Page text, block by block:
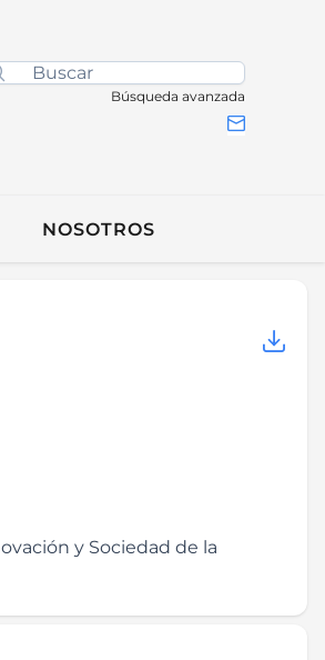
Búsqueda avanzada
NOSOTROS
y Sociedad de la